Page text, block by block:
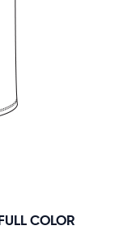
COLOR